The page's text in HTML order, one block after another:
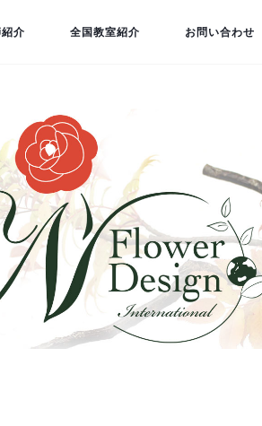
介 全国教室紹介 お問い合わせ